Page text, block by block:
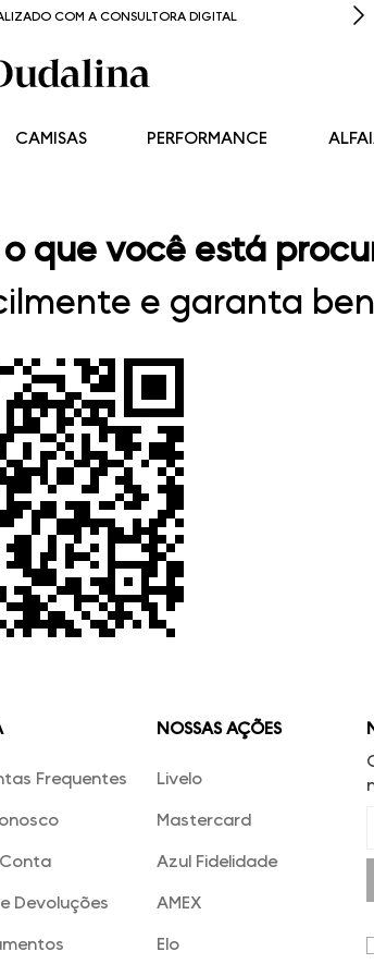
COM A CONSULTORA DIGITAL
CAMISAS PERFORMANCE
que você está
e garanta
Frequentes
Devoluções
NOSSAS AÇÕES
Livelo
Mastercard
Azul Fidelidade
AMEX
Elo